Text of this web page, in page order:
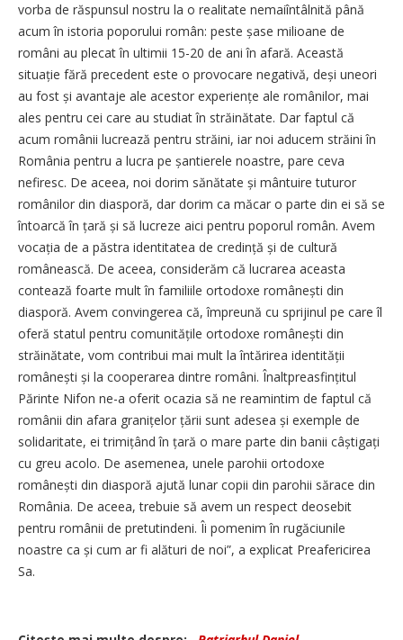
vorba de răspunsul nostru la o realitate nemaiîntâlnită până
acum în istoria poporului român: peste șase milioane de
români au plecat în ultimii 15-20 de ani în afară. Această
situație fără precedent este o provocare negativă, deși uneori
au fost și avantaje ale acestor experiențe ale românilor, mai
ales pentru cei care au studiat în străinătate. Dar faptul că
acum românii lucrează pentru străini, iar noi aducem străini în
România pentru a lucra pe șantierele noastre, pare ceva
nefiresc. De aceea, noi dorim sănătate și mântuire tuturor
românilor din diasporă, dar dorim ca măcar o parte din ei să se
întoarcă în țară și să lucreze aici pentru poporul român. Avem
vocația de a păstra identitatea de credință și de cultură
românească. De aceea, considerăm că lucrarea aceasta
contează foarte mult în familiile ortodoxe românești din
diasporă. Avem convingerea că, împreună cu sprijinul pe care îl
oferă statul pentru comunitățile ortodoxe românești din
străinătate, vom contribui mai mult la întărirea identității
românești și la cooperarea dintre români. Înalt­preasfințitul
Părinte Nifon ne-a oferit ocazia să ne reamintim de faptul că
românii din afara gra­nițelor țării sunt adesea și exemple de
solidaritate, ei trimițând în țară o mare parte din banii câștigați
cu greu acolo. De asemenea, unele parohii ortodoxe
românești din diasporă ajută lunar copii din parohii sărace din
România. De aceea, trebuie să avem un respect deosebit
pentru românii de pretutindeni. Îi pomenim în rugăciunile
noastre ca și cum ar fi alături de noi”, a explicat Preafericirea
Sa.